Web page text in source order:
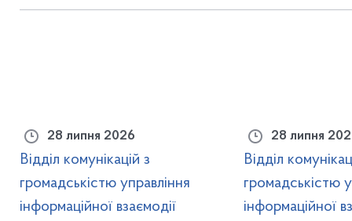
28 липня 2026
Відділ комунікацій з
громадськістю управління
інформаційної взаємодії
28 липня
Відділ
громадськістю
інформаційної